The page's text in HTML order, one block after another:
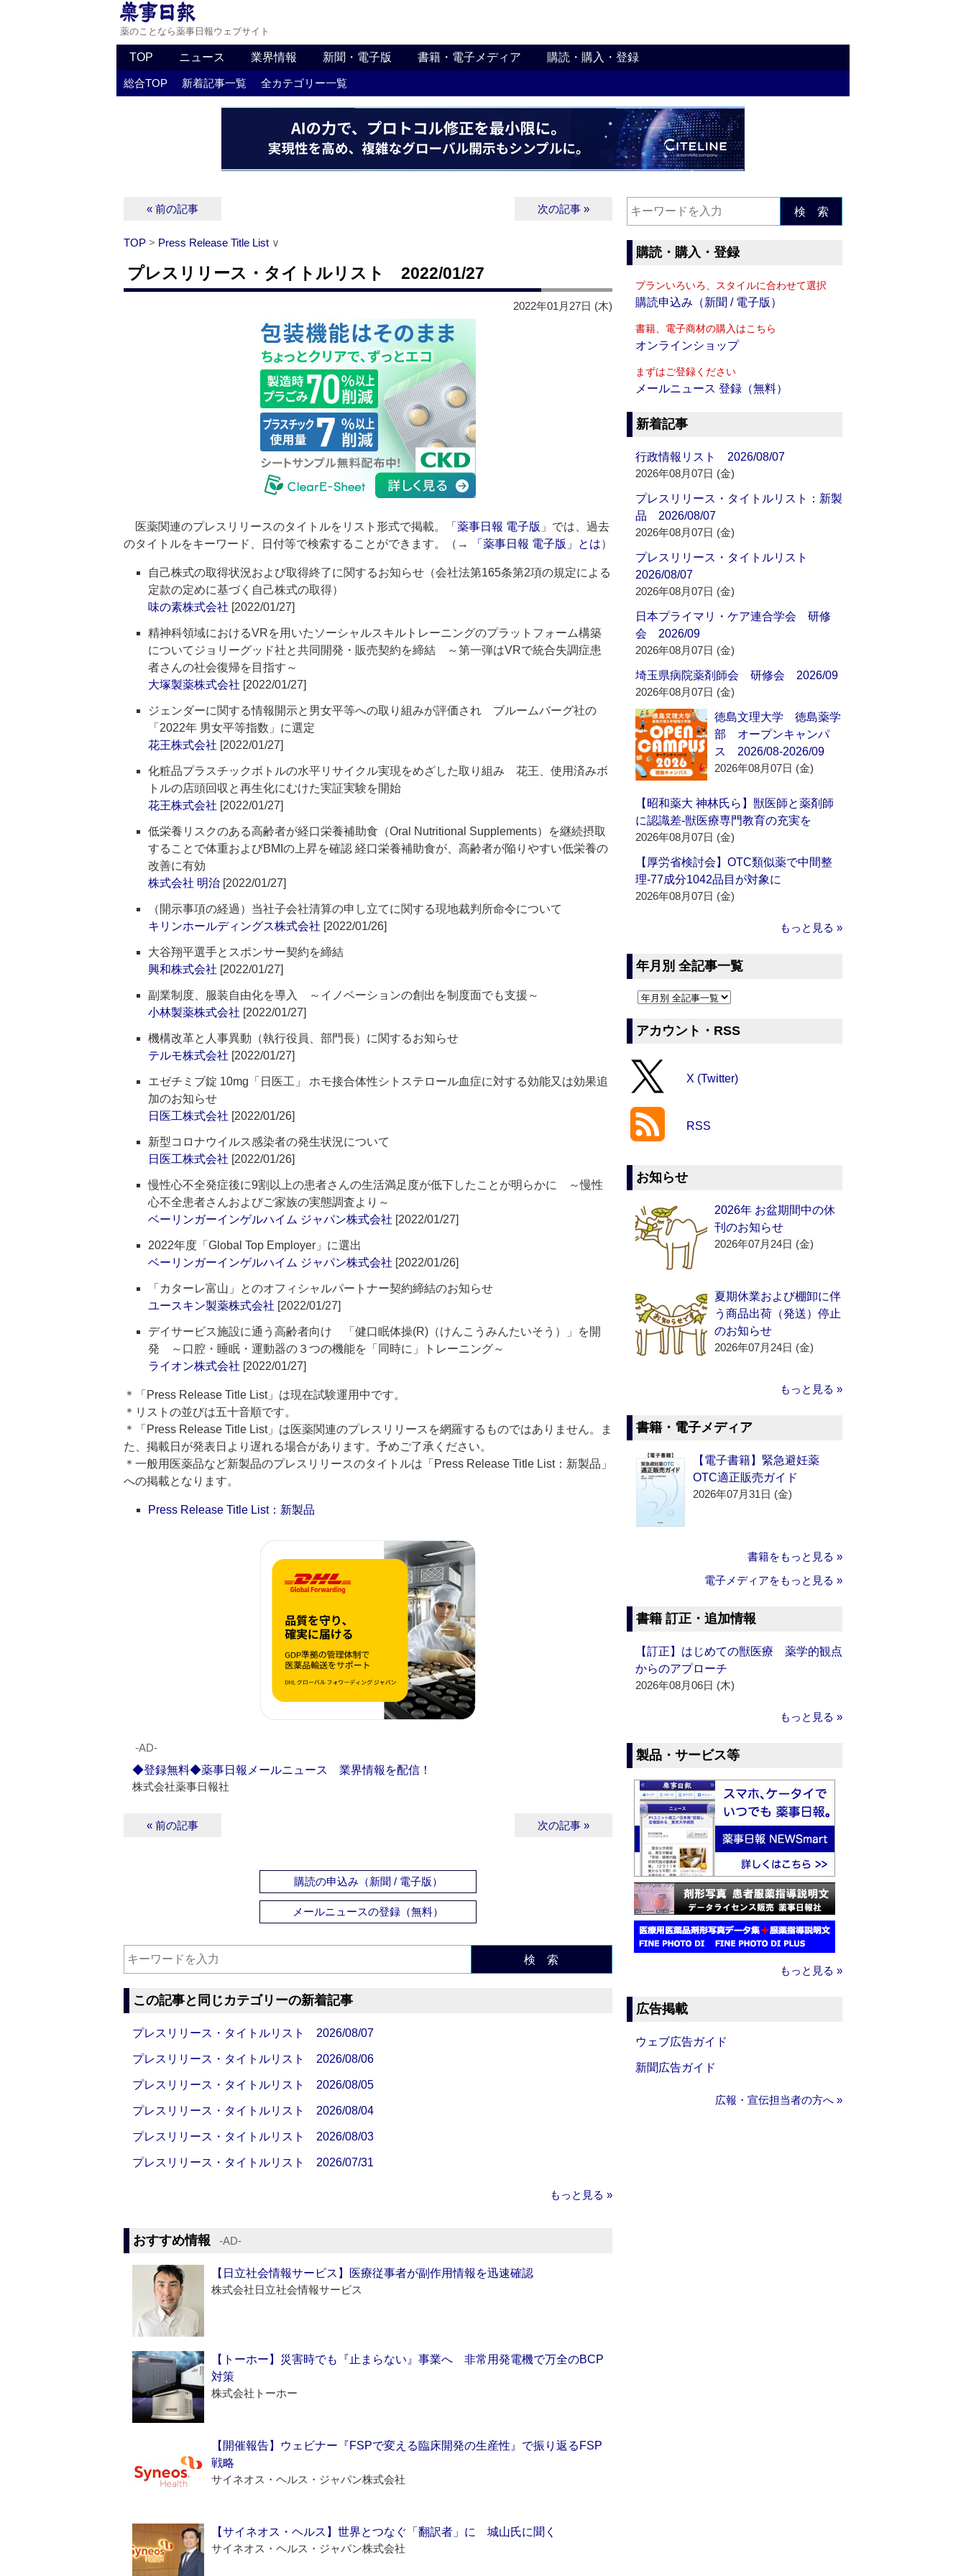
薬のことなら薬事日報ウェブサイト
TOP ニュース 業界情報 新聞・電子版 書籍・電子メディア 購読・購入・登録
総合TOP 新着記事一覧 全カテゴリー一覧
« 前の記事 次の記事 »
TOP > Press Release Title List ∨
プレスリリース・タイトルリスト 2022/01/27
2022年01月27日 (木)
医薬関連のプレスリリースのタイトルをリスト形式で掲載。「 薬事日報 電子版 」では、過去
のタイトルをキーワード、日付等で検索することができます。（→
「薬事日報 電子版」とは）
自己株式の取得状況および取得終了に関するお知らせ（会社法第165条第2項の規定による
定款の定めに基づく自己株式の取得）
味の素株式会社 [2022/01/27]
精神科領域におけるVRを用いたソーシャルスキルトレーニングのプラットフォーム構築
についてジョリーグッド社と共同開発・販売契約を締結 ～第一弾はVRで統合失調症患
者さんの社会復帰を目指す～
大塚製薬株式会社 [2022/01/27]
ジェンダーに関する情報開示と男女平等への取り組みが評価され ブルームバーグ社の
「2022年 男女平等指数」に選定
花王株式会社 [2022/01/27]
化粧品プラスチックボトルの水平リサイクル実現をめざした取り組み 花王、使用済みボ
トルの店頭回収と再生化にむけた実証実験を開始
花王株式会社 [2022/01/27]
低栄養リスクのある高齢者が経口栄養補助食（Oral Nutritional Supplements）を継続摂取
することで体重およびBMIの上昇を確認 経口栄養補助食が、高齢者が陥りやすい低栄養の
改善に有効
株式会社 明治 [2022/01/27]
（開示事項の経過）当社子会社清算の申し立てに関する現地裁判所命令について
キリンホールディングス株式会社 [2022/01/26]
大谷翔平選手とスポンサー契約を締結
興和株式会社 [2022/01/27]
副業制度、服装自由化を導入 ～イノベーションの創出を制度面でも支援～
小林製薬株式会社 [2022/01/27]
機構改革と人事異動（執行役員、部門長）に関するお知らせ
テルモ株式会社 [2022/01/27]
エゼチミブ錠 10mg「日医工」 ホモ接合体性シトステロール血症に対する効能又は効果追
加のお知らせ
日医工株式会社 [2022/01/26]
新型コロナウイルス感染者の発生状況について
日医工株式会社 [2022/01/26]
慢性心不全発症後に9割以上の患者さんの生活満足度が低下したことが明らかに ～慢性
心不全患者さんおよびご家族の実態調査より～
ベーリンガーインゲルハイム ジャパン株式会社 [2022/01/27]
2022年度「Global Top Employer」に選出
ベーリンガーインゲルハイム ジャパン株式会社 [2022/01/26]
「カターレ富山」とのオフィシャルパートナー契約締結のお知らせ
ユースキン製薬株式会社 [2022/01/27]
デイサービス施設に通う高齢者向け 「健口眠体操(R)（けんこうみんたいそう）」を開
発 ～口腔・睡眠・運動器の３つの機能を「同時に」トレーニング～
ライオン株式会社 [2022/01/27]
＊「Press Release Title List」は現在試験運用中です。
＊リストの並びは五十音順です。
＊「Press Release Title List」は医薬関連のプレスリリースを網羅するものではありません。ま
た、掲載日が発表日より遅れる場合があります。予めご了承ください。
＊一般用医薬品など新製品のプレスリリースのタイトルは「Press Release Title List：新製品」
への掲載となります。
Press Release Title List：新製品
‐AD‐
◆登録無料◆薬事日報メールニュース 業界情報を配信！
株式会社薬事日報社
« 前の記事 次の記事 »
購読の申込み（新聞 / 電子版）
メールニュースの登録（無料）
検 索
この記事と同じカテゴリーの新着記事
プレスリリース・タイトルリスト 2026/08/07
プレスリリース・タイトルリスト 2026/08/06
プレスリリース・タイトルリスト 2026/08/05
プレスリリース・タイトルリスト 2026/08/04
プレスリリース・タイトルリスト 2026/08/03
プレスリリース・タイトルリスト 2026/07/31
もっと見る »
おすすめ情報 ‐AD‐
【日立社会情報サービス】医療従事者が副作用情報を迅速確認
株式会社日立社会情報サービス
【トーホー】災害時でも『止まらない』事業へ 非常用発電機で万全のBCP
対策
株式会社トーホー
【開催報告】ウェビナー『FSPで変える臨床開発の生産性』で振り返るFSP
戦略
サイネオス・ヘルス・ジャパン株式会社
【サイネオス・ヘルス】世界とつなぐ「翻訳者」に 城山氏に聞く
サイネオス・ヘルス・ジャパン株式会社
検 索
購読・購入・登録
プランいろいろ、スタイルに合わせて選択
購読申込み（新聞 / 電子版）
書籍、電子商材の購入はこちら
オンラインショップ
まずはご登録ください
メールニュース 登録（無料）
新着記事
行政情報リスト 2026/08/07
2026年08月07日 (金)
プレスリリース・タイトルリスト：新製
品 2026/08/07
2026年08月07日 (金)
プレスリリース・タイトルリスト
2026/08/07
2026年08月07日 (金)
日本プライマリ・ケア連合学会 研修
会 2026/09
2026年08月07日 (金)
埼玉県病院薬剤師会 研修会 2026/09
2026年08月07日 (金)
徳島文理大学 徳島薬学
部 オープンキャンパ
ス 2026/08-2026/09
2026年08月07日 (金)
【昭和薬大 神林氏ら】獣医師と薬剤師
に認識差‐獣医療専門教育の充実を
2026年08月07日 (金)
【厚労省検討会】OTC類似薬で中間整
理‐77成分1042品目が対象に
2026年08月07日 (金)
もっと見る »
年月別 全記事一覧
アカウント・RSS
X (Twitter)
RSS
お知らせ
2026年 お盆期間中の休
刊のお知らせ
2026年07月24日 (金)
夏期休業および棚卸に伴
う商品出荷（発送）停止
のお知らせ
2026年07月24日 (金)
もっと見る »
書籍・電子メディア
【電子書籍】緊急避妊薬
OTC適正販売ガイド
2026年07月31日 (金)
書籍をもっと見る »
電子メディアをもっと見る »
書籍 訂正・追加情報
【訂正】はじめての獣医療 薬学的観点
からのアプローチ
2026年08月06日 (木)
もっと見る »
製品・サービス等
もっと見る »
広告掲載
ウェブ広告ガイド
新聞広告ガイド
広報・宣伝担当者の方へ »